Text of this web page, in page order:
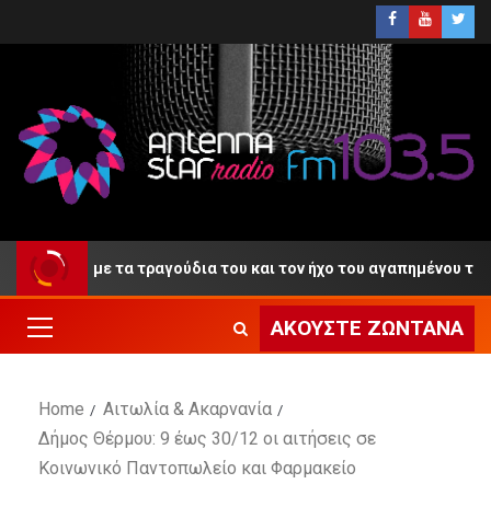
με τα τραγούδια του και τον ήχο του αγαπημένου του
ΑΚΟΎΣΤΕ ΖΩΝΤΑΝΆ
Home
Αιτωλία & Ακαρνανία
Δήμος Θέρμου: 9 έως 30/12 οι αιτήσεις σε
Κοινωνικό Παντοπωλείο και Φαρμακείο